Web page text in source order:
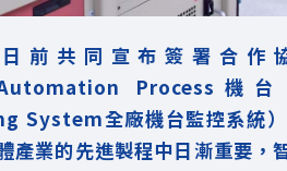
前共同宣布簽署合作
Process機
System全廠機台監控系統）
產業的先進製程中日漸重要，